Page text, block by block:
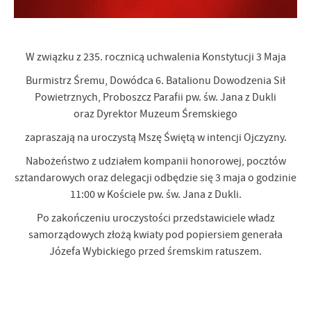
W związku z 235. rocznicą uchwalenia Konstytucji 3 Maja
Burmistrz Śremu, Dowódca 6. Batalionu Dowodzenia Sił
Powietrznych, Proboszcz Parafii pw. św. Jana z Dukli
oraz Dyrektor Muzeum Śremskiego
zapraszają na uroczystą Mszę Świętą w intencji Ojczyzny.
Nabożeństwo z udziałem kompanii honorowej, pocztów
sztandarowych oraz delegacji odbędzie się 3 maja o godzinie
11:00 w Kościele pw. św. Jana z Dukli.
Po zakończeniu uroczystości przedstawiciele władz
samorządowych złożą kwiaty pod popiersiem generała
Józefa Wybickiego przed śremskim ratuszem.